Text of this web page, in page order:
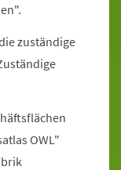
zuständige
OWL"